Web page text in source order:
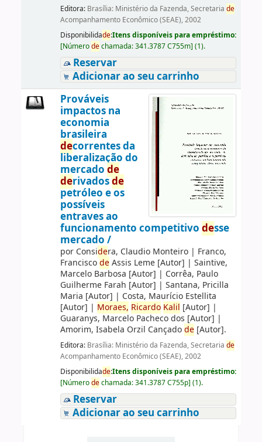
Editora: Brasília: Ministério da Fazenda, Secretaria de
Acompanhamento Econômico (SEAE), 2002
Disponibilidade:Itens disponíveis para empréstimo:
[Númerodechamada:341.3787 C755m] (1).
Reservar
Adicionar ao seu carrinho
Prováveis
impactos na
economia
brasileira
decorrentes da
liberalização do
mercado de
derivadosde
petróleo e os
possíveis
entraves ao
funcionamento competitivo desse
mercado /
por Considera, Claudio Monteiro| Franco,
FranciscodeAssis Leme[Autor] | Saintive,
Marcelo Barbosa [Autor] | Corrêa, Paulo
Guilherme Farah [Autor] | Santana, Pricilla
Maria [Autor] | Costa, Maurício Estellita
[Autor] | Moraes, Ricardo Kalil [Autor] |
Guaranys, Marcelo Pacheco dos [Autor] |
Amorim, Isabela Orzil Cançadode[Autor].
Editora: Brasília: Ministério da Fazenda, Secretaria de
Acompanhamento Econômico (SEAE), 2002
Disponibilidade:Itens disponíveis para empréstimo:
[Númerodechamada:341.3787 C755p] (1).
Reservar
Adicionar ao seu carrinho